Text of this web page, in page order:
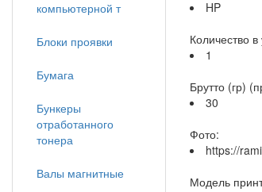
HP
Количество в
1
Брутто (гр)
30
Фото:
https://
Модель
компьютерной т
Блоки проявки
Бумага
Бункеры
отработанного
тонера
Валы магнитные